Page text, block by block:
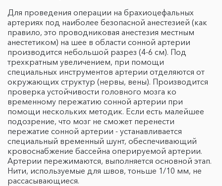
Для проведения операции на брахиоцефальных
артериях под наиболее безопасной анестезией (как
правило, это проводниковая анестезия местным
анестетиком) на шее в области сонной артерии
производится небольшой разрез (4-6 см). Под
трехкратным увеличением, при помощи
специальных инструментов артерии отделяются от
окружающих структур (нервы, вены). Производится
проверка устойчивости головного мозга ко
временному пережатию сонной артерии при
помощи нескольких методик. Если есть малейшее
подозрение, что мозг не сможет перенести
пережатие сонной артерии - устанавливается
специальный временный шунт, обеспечивающий
кровоснабжение бассейна оперируемой артерии.
Артерии пережимаются, выполняется основной этап.
Нити, используемые для швов, тоньше 1/10 мм, не
рассасывающиеся.